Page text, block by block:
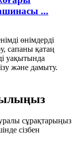
...
өнімдерді
сапаны қатаң
уақытында
және дамыту.
сұрақтарыңыз
сізбен